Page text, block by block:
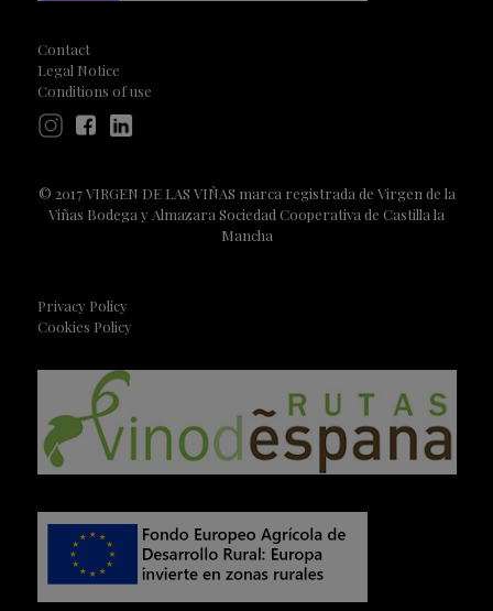
Contact
Legal Notice
Conditions of use
© 2017 VIRGEN DE LAS VIÑAS marca registrada de Virgen de la
Viñas Bodega y Almazara Sociedad Cooperativa de Castilla la
Mancha
Privacy Policy
Cookies Policy